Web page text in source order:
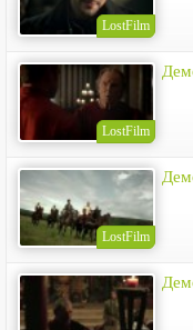
LostFilm
LostFilm
LostFilm